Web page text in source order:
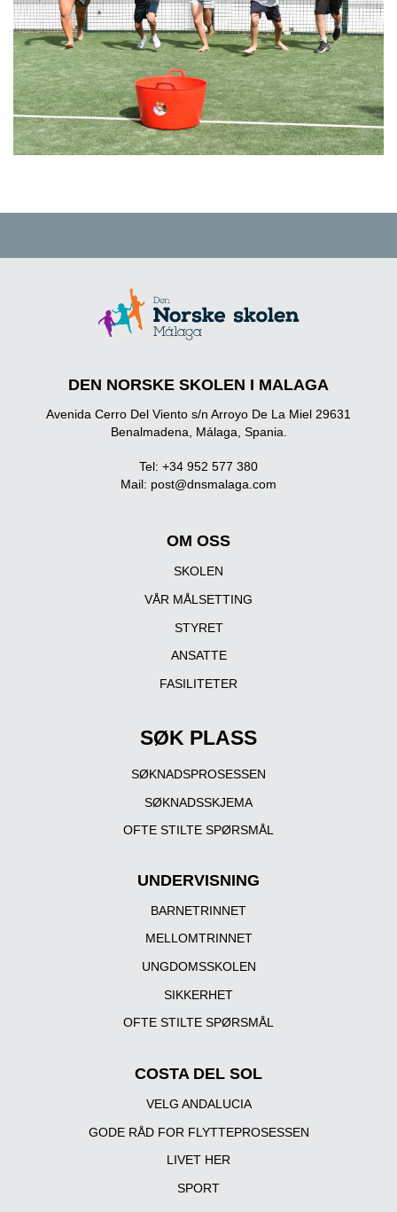
DEN NORSKE SKOLEN I MALAGA
Avenida Cerro Del Viento s/n Arroyo De La Miel 29631
Benalmadena, Málaga, Spania.
Tel: +34 952 577 380
Mail: post@dnsmalaga.com
OM OSS
SKOLEN
VÅR MÅLSETTING
STYRET
ANSATTE
FASILITETER
SØK PLASS
SØKNADSPROSESSEN
SØKNADSSKJEMA
OFTE STILTE SPØRSMÅL
UNDERVISNING
BARNETRINNET
MELLOMTRINNET
UNGDOMSSKOLEN
SIKKERHET
OFTE STILTE SPØRSMÅL
COSTA DEL SOL
VELG ANDALUCIA
GODE RÅD FOR FLYTTEPROSESSEN
LIVET HER
SPORT